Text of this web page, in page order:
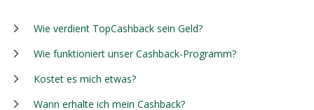
Wie verdient TopCashback sein Geld?
Wie funktioniert unser Cashback-Programm?
Kostet es mich etwas?
Wann erhalte ich mein Cashback?